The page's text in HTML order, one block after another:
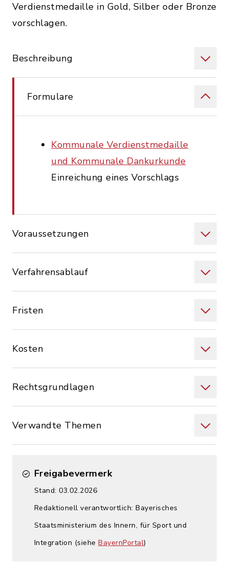
Verdienstmedaille in Gold, Silber oder Bronze
vorschlagen.
Beschreibung
Formulare
Kommunale Verdienstmedaille
und Kommunale Dankurkunde
Einreichung eines Vorschlags
Voraussetzungen
Verfahrensablauf
Fristen
Kosten
Rechtsgrundlagen
Verwandte Themen
Freigabevermerk
Stand: 03.02.2026
Redaktionell verantwortlich: Bayerisches
Staatsministerium des Innern, für Sport und
Integration (siehe BayernPortal)